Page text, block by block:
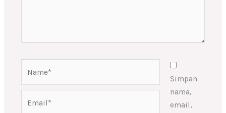
Simpan
nama,
email,